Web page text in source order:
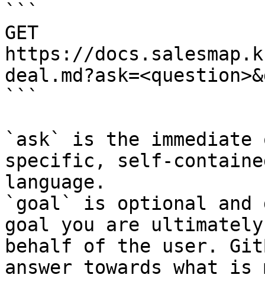
```
GET
https://
```
`ask` is the
specific, self-
language.
`goal` is optional and
goal you are
behalf of the user.
answer towards what